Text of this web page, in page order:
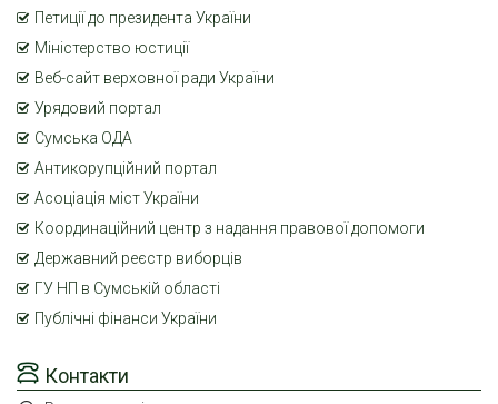
Контакти
Петиції до президента України
Міністерство юстиції
Веб-сайт верховної ради України
Урядовий портал
Сумська ОДА
Антикорупційний портал
Асоціація міст України
Координаційний центр з надання правової допомоги
Державний реєстр виборців
ГУ НП в Сумській області
Публічні фінанси України